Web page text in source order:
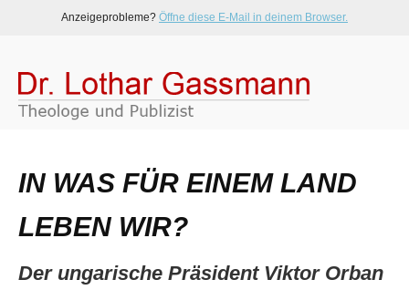
Anzeigeprobleme? Öffne diese E-Mail in deinem Browser.
IN WAS FÜR EINEM LAND
LEBEN WIR?
Der ungarische Präsident Viktor Orban